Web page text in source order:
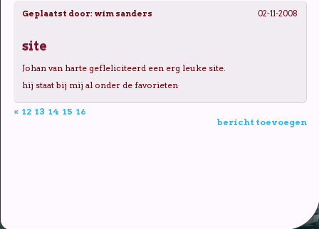
02-11-2008
Geplaatst door: wim sanders
site
Johan van harte gefleliciteerd een erg leuke site.
hij staat bij mij al onder de favorieten
« 12 13 14 15 16
bericht toevoegen